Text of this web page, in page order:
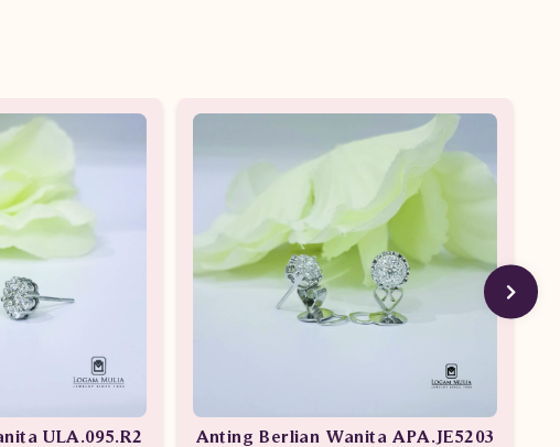
ULA.095.R2
Anting Berlian Wanita APA.JE5203